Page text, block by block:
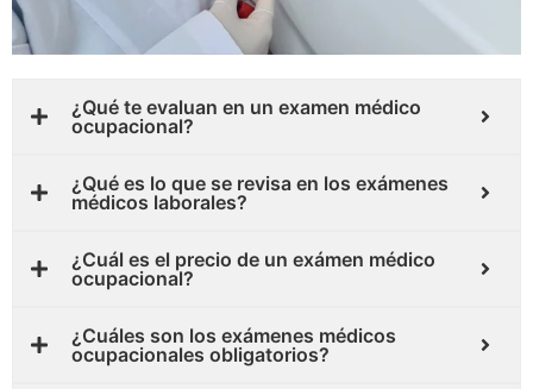
¿Qué te evaluan en un examen médico
ocupacional?
¿Qué es lo que se revisa en los exámenes
médicos laborales?
¿Cuál es el precio de un exámen médico
ocupacional?
¿Cuáles son los exámenes médicos
ocupacionales obligatorios?